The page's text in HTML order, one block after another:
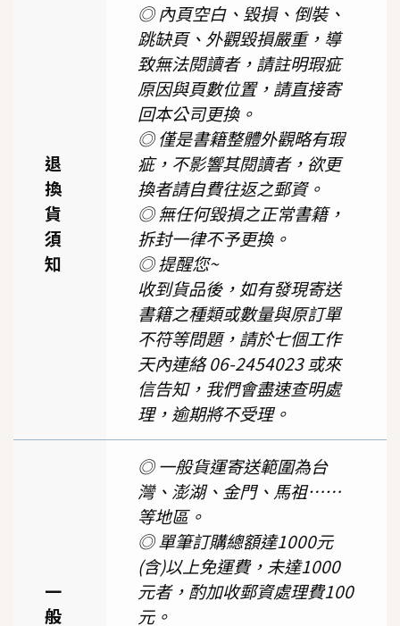
退
換
貨
須
知
◎ 內頁空白、毀損、倒裝、
跳缺頁、外觀毀損嚴重，導
致無法閱讀者，請註明瑕疵
原因與頁數位置，請直接寄
回本公司更換。
◎ 僅是書籍整體外觀略有瑕
疵，不影響其閱讀者，欲更
換者請自費往返之郵資。
◎ 無任何毀損之正常書籍，
拆封一律不予更換。
◎ 提醒您~
收到貨品後，如有發現寄送
書籍之種類或數量與原訂單
不符等問題，請於七個工作
天內連絡 06-2454023 或來
信告知，我們會盡速查明處
理，逾期將不受理。
一
般
◎ 一般貨運寄送範圍為台
灣、澎湖、金門、馬祖……
等地區。
◎ 單筆訂購總額達1000元
(含)以上免運費，未達1000
元者，酌加收郵資處理費100
元。